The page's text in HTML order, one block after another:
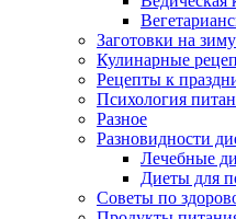
Заготовки на зиму
Кулинарные
Рецепты к
Психология
Разное
Разновидности
Лечебные
Диеты для
Советы по